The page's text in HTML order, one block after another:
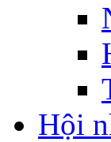
Hội